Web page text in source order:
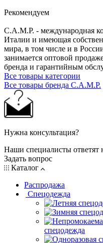
Рекомендуем
C.A.M.P. - международная
Италии и имеющая
мира, в том числе и в
занимается оптовой
бренда и гарантийным
Все товары категории
Все товары бренда C.A.M.P.
Нужна консультация?
Наши специалисты
Задать вопрос
Каталог
Распродажа
Спецодежда
спецодежда